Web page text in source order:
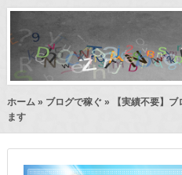
ホーム » ブログで稼ぐ» 【実績不要】ブ
ます